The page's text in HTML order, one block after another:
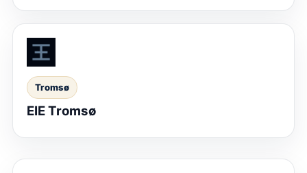
Tromsø
EIE Tromsø